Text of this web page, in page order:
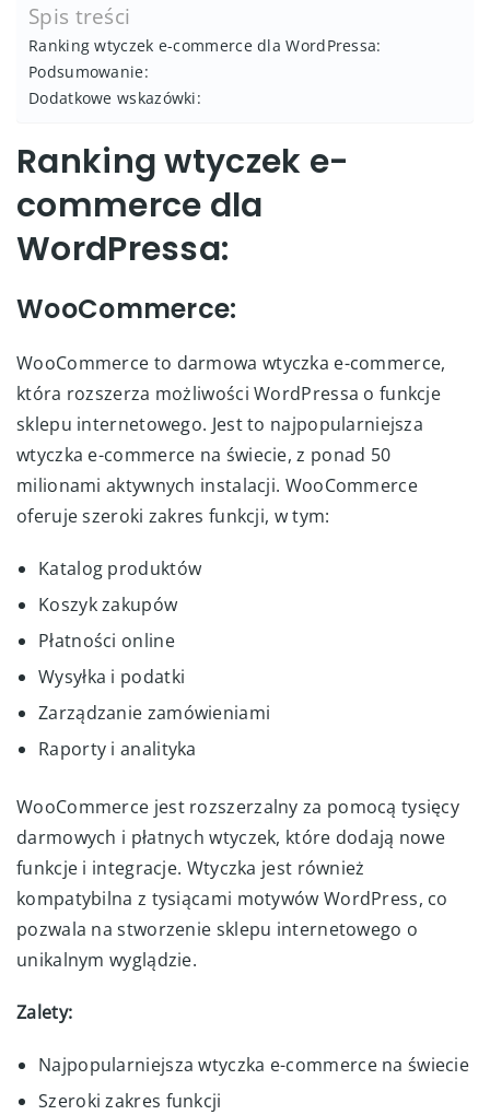
Spis treści
Ranking wtyczek e-commerce dla WordPressa:
Podsumowanie:
Dodatkowe wskazówki:
Ranking wtyczek e-
commerce dla
WordPressa:
WooCommerce:
WooCommerce to darmowa wtyczka e-commerce,
która rozszerza możliwości WordPressa o funkcje
sklepu internetowego. Jest to najpopularniejsza
wtyczka e-commerce na świecie, z ponad 50
milionami aktywnych instalacji. WooCommerce
oferuje szeroki zakres funkcji, w tym:
Katalog produktów
Koszyk zakupów
Płatności online
Wysyłka i podatki
Zarządzanie zamówieniami
Raporty i analityka
WooCommerce jest rozszerzalny za pomocą tysięcy
darmowych i płatnych wtyczek, które dodają nowe
funkcje i integracje. Wtyczka jest również
kompatybilna z tysiącami motywów WordPress, co
pozwala na stworzenie sklepu internetowego o
unikalnym wyglądzie.
Zalety:
Najpopularniejsza wtyczka e-commerce na świecie
Szeroki zakres funkcji